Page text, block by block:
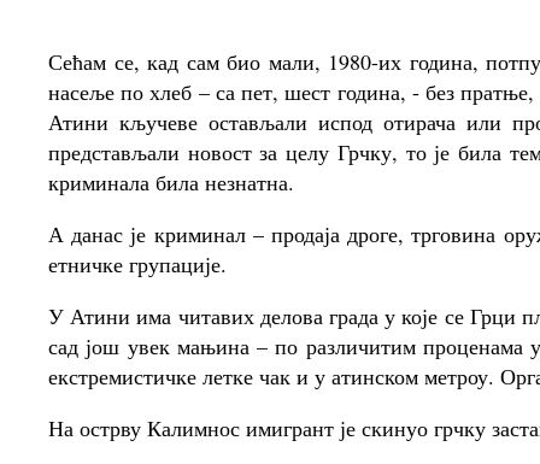
Сећам се, кад сам био мали, 1980-их година,
насеље по хлеб – са пет, шест година, - без
Атини кључеве остављали испод отирача или
представљали новост за целу Грчку, то је била
криминала била незнатна.
А данас је криминал – продаја дроге, трговина
етничке групације.
У Атини има читавих делова града у које се Грци
сад још увек мањина – по различитим
екстремистичке летке чак и у атинском метроу.
На острву Калимнос имигрант је скинуо грчку